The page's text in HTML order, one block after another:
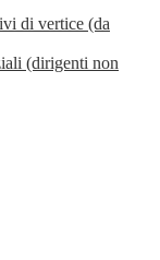
di vertice (da
(dirigenti non